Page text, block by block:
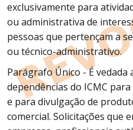
exclusivamente para
ou administrativa de
pessoas que pertençam a
ou técnico-administrativo.
Parágrafo Único - É vedada
dependências do ICMC
e para divulgação de
comercial. Solicitações que